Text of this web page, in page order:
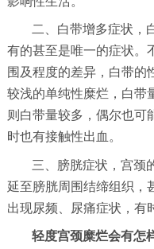
二、白带增多症状，
有的甚至是唯一的症状。
围及程度的差异，白带的
较浅的单纯性糜烂，白带
则白带量较多，偶尔也可
时也有接触性出血。
三、膀胱症状，宫颈
延至膀胱周围结缔组织，
出现尿频、尿痛症状，有
轻度宫颈糜烂会有怎